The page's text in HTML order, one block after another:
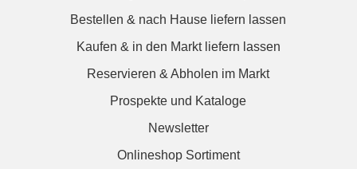
Bestellen & nach Hause liefern lassen
Kaufen & in den Markt liefern lassen
Reservieren & Abholen im Markt
Prospekte und Kataloge
Newsletter
Onlineshop Sortiment